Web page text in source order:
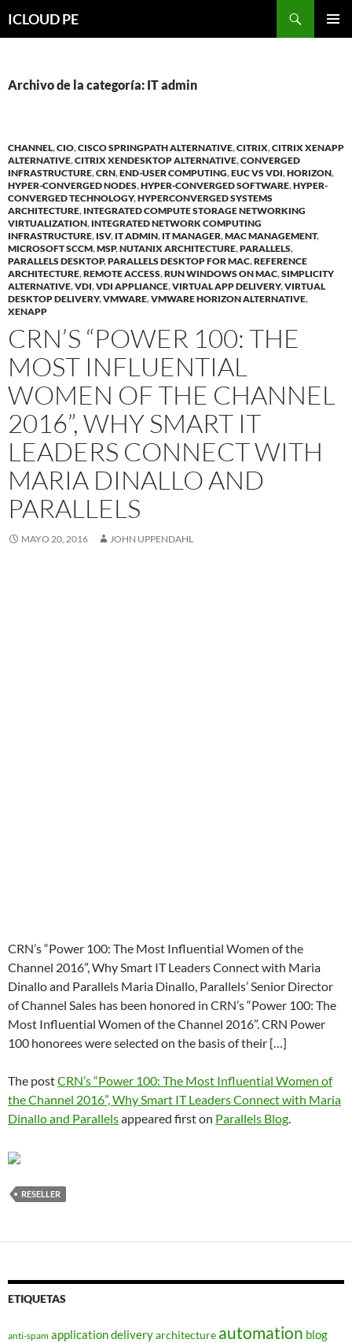
hacia
ICLOUD PE
Archivo de la categoría: IT admin
CHANNEL,CIO,CISCO SPRINGPATH ALTERNATIVE,CITRIX,CITRIX XENAPP
ALTERNATIVE,CITRIX XENDESKTOP ALTERNATIVE,CONVERGED
INFRASTRUCTURE,CRN,END-USER COMPUTING,EUC VS VDI,HORIZON,
HYPER-CONVERGED NODES,HYPER-CONVERGED SOFTWARE,HYPER-
CONVERGED TECHNOLOGY,HYPERCONVERGED SYSTEMS
ARCHITECTURE, INTEGRATED COMPUTE STORAGE NETWORKING
VIRTUALIZATION, INTEGRATED NETWORK COMPUTING
INFRASTRUCTURE, ISV, IT ADMIN, IT MANAGER,MAC MANAGEMENT,
MICROSOFT SCCM,MSP,NUTANIX ARCHITECTURE,PARALLELS,
PARALLELS DESKTOP,PARALLELS DESKTOP FOR MAC,REFERENCE
ARCHITECTURE,REMOTE ACCESS,RUN WINDOWS ON MAC,SIMPLICITY
ALTERNATIVE,VDI,VDI APPLIANCE,VIRTUAL APP DELIVERY,VIRTUAL
DESKTOP DELIVERY,VMWARE,VMWARE HORIZON ALTERNATIVE,
XENAPP
CRN’S “POWER 100: THE
MOST INFLUENTIAL
WOMEN OF THE CHANNEL
2016”, WHY SMART IT
LEADERS CONNECT WITH
MARIA DINALLO AND
PARALLELS
MAYO 20, 2016 JOHN UPPENDAHL
CRN’s “Power 100: The Most Influential Women of the
Channel 2016”, Why Smart IT Leaders Connect with Maria
Dinallo and Parallels Maria Dinallo, Parallels’ Senior Director
of Channel Sales has been honored in CRN’s “Power 100: The
Most Influential Women of the Channel 2016”. CRN Power
100 honorees were selected on the basis of their […]
The postCRN’s “Power 100: The Most Influential Women of
the Channel 2016”, Why Smart IT Leaders Connect with Maria
Dinallo and Parallelsappeared first on Parallels Blog.
RESELLER
ETIQUETAS
anti-spam application deliveryarchitecture automation blog